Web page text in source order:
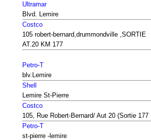
Ultramar
Blvd. Lemire
Costco
105 robert-bernard,drummondville ,SORTIE
AT.20 KM 177
Petro-T
blv.Lemire
Shell
Lemire St-Pierre
Costco
105, Rue Robert-Bernard/ Aut 20 (Sortie 177
Petro-T
st-pierre -lemire